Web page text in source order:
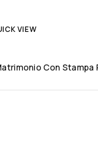
VIEW
Con Stampa